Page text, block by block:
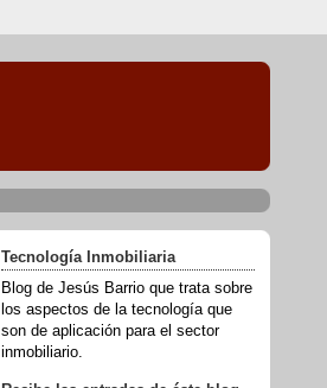
Tecnología Inmobiliaria
Blog de Jesús Barrio que trata sobre
los aspectos de la tecnología que
son de aplicación para el sector
inmobiliario.